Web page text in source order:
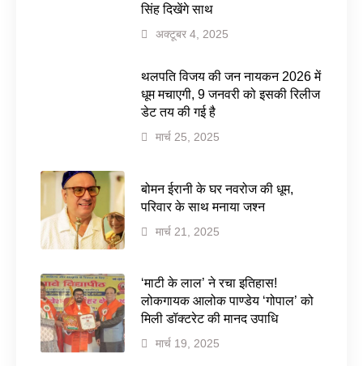
सिंह दिखेंगे साथ
अक्टूबर 4, 2025
थलपति विजय की जन नायकन 2026 में
धूम मचाएगी, 9 जनवरी को इसकी रिलीज
डेट तय की गई है
मार्च 25, 2025
बोमन ईरानी के घर नवरोज की धूम,
परिवार के साथ मनाया जश्न
मार्च 21, 2025
‘माटी के लाल’ ने रचा इतिहास!
लोकगायक आलोक पाण्डेय ‘गोपाल’ को
मिली डॉक्टरेट की मानद उपाधि
मार्च 19, 2025